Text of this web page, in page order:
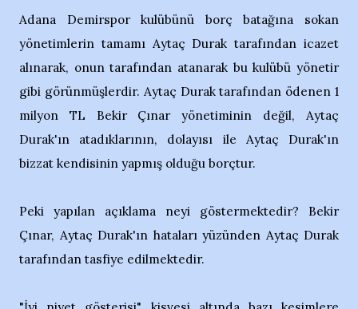
Adana Demirspor kulübünü borç batağına sokan
yönetimlerin tamamı Aytaç Durak tarafından icazet
alınarak, onun tarafından atanarak bu kulübü yönetir
gibi görünmüşlerdir. Aytaç Durak tarafından ödenen 1
milyon TL Bekir Çınar yönetiminin değil, Aytaç
Durak'ın atadıklarının, dolayısı ile Aytaç Durak'ın
bizzat kendisinin yapmış olduğu borçtur.
Peki yapılan açıklama neyi göstermektedir? Bekir
Çınar, Aytaç Durak'ın hataları yüzünden Aytaç Durak
tarafından tasfiye edilmektedir.